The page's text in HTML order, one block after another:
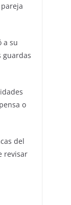
a su
guardas
o
del
revisar